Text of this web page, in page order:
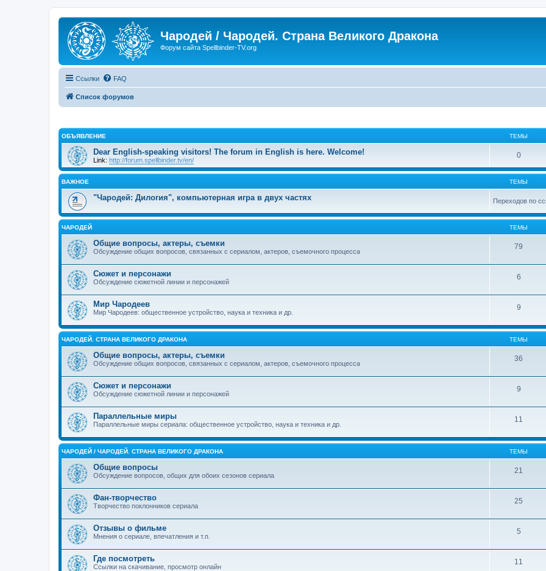
Чародей / Чародей. Страна Великого Дракона
Форум сайта Spellbinder-TV.org
Ссылки FAQ
Список форумов
ОБЪЯВЛЕНИЕ ТЕМЫ
Dear English-speaking visitors! The forum in English is here. Welcome!
Link: http://forum.spellbinder.tv/en/
0
ВАЖНОЕ ТЕМЫ
"Чародей: Дилогия", компьютерная игра в двух частях Переходов по
ЧАРОДЕЙ ТЕМЫ
Общие вопросы, актеры, съемки
Обсуждение общих вопросов, связанных с сериалом, актеров, съемочного процесса
79
Сюжет и персонажи
Обсуждение сюжетной линии и персонажей
6
Мир Чародеев
Мир Чародеев: общественное устройство, наука и техника и др.
9
ЧАРОДЕЙ. СТРАНА ВЕЛИКОГО ДРАКОНА ТЕМЫ
Общие вопросы, актеры, съемки
Обсуждение общих вопросов, связанных с сериалом, актеров, съемочного процесса
36
Сюжет и персонажи
Обсуждение сюжетной линии и персонажей
9
Параллельные миры
Параллельные миры сериала: общественное устройство, наука и техника и др.
11
ЧАРОДЕЙ / ЧАРОДЕЙ. СТРАНА ВЕЛИКОГО ДРАКОНА ТЕМЫ
Общие вопросы
Обсуждение вопросов, общих для обоих сезонов сериала
21
Фан-творчество
Творчество поклонников сериала
25
Отзывы о фильме
Мнения о сериале, впечатления и т.п.
5
Где посмотреть
Ссылки на скачивание, просмотр онлайн
11